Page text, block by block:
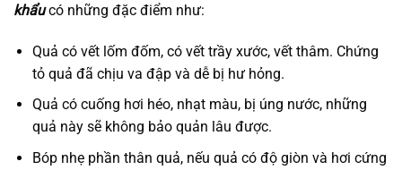
khẩucó những đặc điểm như:
Quả có vết lốm đốm, có vết trầy xước, vết thâm. Chứng
tỏ quả đã chịu va đập và dễ bị hư hỏng.
Quả có cuống hơi héo, nhạt màu, bị úng nước, những
quả này sẽ không bảo quản lâu được.
Bóp nhẹ phần thân quả, nếu quả có độ giòn và hơi cứng